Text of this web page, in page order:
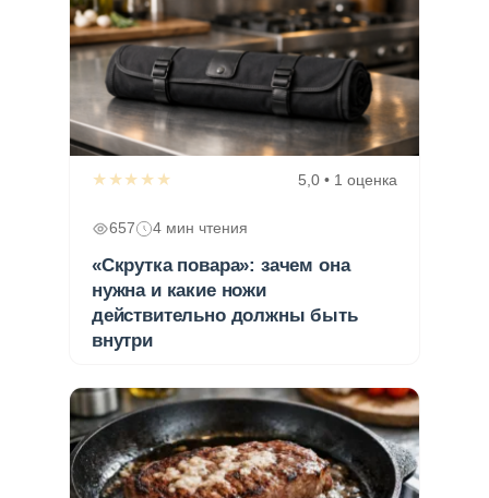
★★★★★ 5,0 • 1 оценка
657 4 мин чтения
«Скрутка повара»: зачем она
нужна и какие ножи
действительно должны быть
внутри